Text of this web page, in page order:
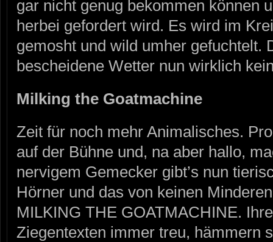
gar nicht genug bekommen können
herbei gefordert wird. Es wird im
gemosht und wild umher gefuchtelt.
bescheidene Wetter nun wirklich
Milking the Goatmachine
Zeit für noch mehr Animalisches.
auf der Bühne und, na aber hallo,
nervigem Gemecker gibt’s nun
Hörner und das von keinen
MILKING THE GOATMACHINE.
Ziegentexten immer treu, hämmern